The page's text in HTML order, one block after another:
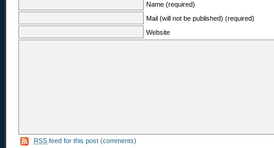
Name (required)
Mail (will not be published) (required)
Website
RSS feed for this post (comments)